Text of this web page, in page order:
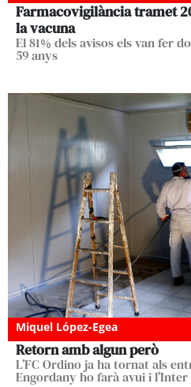
Farmacovigilància tramet
la vacuna
El 81% dels avisos els van fer
59 anys
Miquel López-Egea
Retorn amb algun però
L’FC Ordino ja ha tornat als
Engordany ho farà avui i l’Inter